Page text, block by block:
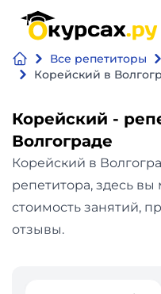
Все репетиторы
Корейский в
Корейский -
Волгограде
Корейский в
репетитора, здесь
стоимость занятий,
отзывы.
Нейросеть
и ИИ
Бизнес
и
финансы